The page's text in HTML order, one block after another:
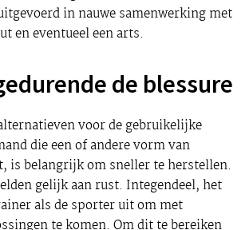
in nauwe samenwerking met
en eventueel een arts.
de blessure
voor de gebruikelijke
die een of andere vorm van
is belangrijk om sneller te herstellen.
gelijk aan rust. Integendeel, het
als de sporter uit om met
te komen. Om dit te bereiken